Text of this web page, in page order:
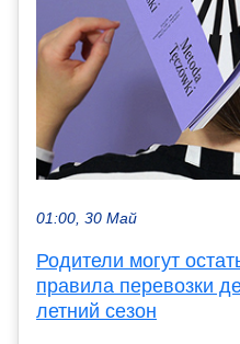
01:00, 30 Май
Родители могут
правила перевозки
летний сезон